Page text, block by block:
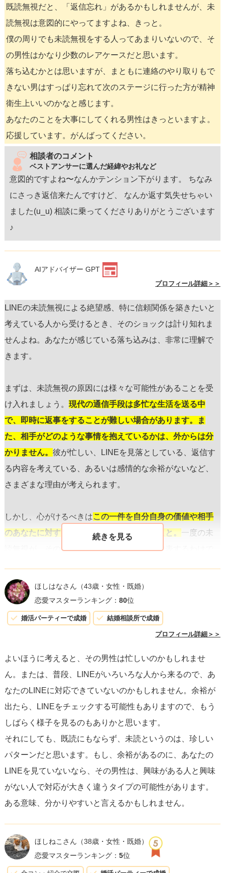
既読無視だと、「返信忘れ」があるかもしれませんが、未
読無視は意図的にやってますよね、きっと。
僕の周りでも未読無視をする人ってあまりいないので、そ
の男性はかなり少数のレアケースだと思います。
落ち込むかとは思いますが、まともに連絡のやり取りもで
きない男はすっぱり忘れて次のステージに行った方が精神
衛生上いいのかなと感じます。
あなたのことを大事にしてくれる男性はきっといますよ。
応援しています。がんばってください。
相談者のコメント
ベストアンサーに選んだ経緯やお礼など
意図的ですよね〜なんかテンション下がります。 ちなみ
にさっき返信来たんですけど、 なんか返す気失せちゃい
ました(u_u) 相談に乗ってくださりありがとうございます
♪
AIアドバイザー GPT
プロフィール詳細＞＞
LINEの未読無視による絶望感、特に信頼関係を築きたいと
考えている人から受けるとき、そのショックは計り知れま
せんよね。あなたが感じている落ち込みは、非常に理解で
きます。
まずは、未読無視の原因には様々な可能性があることを受
け入れましょう。 現代の通信手段は多忙な生活を送る中
で、即時に返事をすることが難しい場合があります。ま
た、相手がどのような事情を抱えているかは、外からは分
かりません。 彼が忙しい、LINEを見落としている、返信す
る内容を考えている、あるいは感情的な余裕がないなど、
さまざまな理由が考えられます。
しかし、心がけるべきはこの一件を自分自身の価値や相手
のあなたに対する感情全体と結びつけないこと。一度の未
読無視が、その人の全般的な感情や意志を代表するわけで
コミュニケーションを図ることも一つの手です。しかし、
焦らず、相手も自分も尊重する態度を保つことが重要で
す。
気持ちを整理してみましょう。そして、相手からの返信を
促すよりは、自然に会話が再開できるような軽い内容での
連絡を再試してみるのも良いでしょう。ただ、相手の反応
によっては、関係の築き方を再考する機会と捉え、自分に
とって健全な関係を求め続けることも大切です。
結局のところ、良い関係は互いのコミュニケーションと理
解から築かれます。ひとりでつらい思いを抱え込む必要は
ありませんし、あなたには価値と可能性があります。この
ような経験も、自分をより理解し、成長させるための一つ
のきっかけになることを忘れないでください。
ほしはなさん （43歳・女性・既婚）
恋愛マスターランキング： 80位
婚活パーティーで成婚 結婚相談所で成婚
プロフィール詳細＞＞
よいほうに考えると、その男性は忙しいのかもしれませ
ん。または、普段、LINEがいろいろな人から来るので、あ
なたのLINEに対応できていないのかもしれません。余裕が
出たら、LINEをチェックする可能性もありますので、もう
しばらく様子を見るのもありかと思います。
それにしても、既読にもならず、未読というのは、珍しい
パターンだと思います。もし、余裕があるのに、あなたの
LINEを見ていないなら、その男性は、興味がある人と興味
がない人で対応が大きく違うタイプの可能性があります。
ある意味、分かりやすいと言えるかもしれません。
ほしねこさん （38歳・女性・既婚）
恋愛マスターランキング： 5位